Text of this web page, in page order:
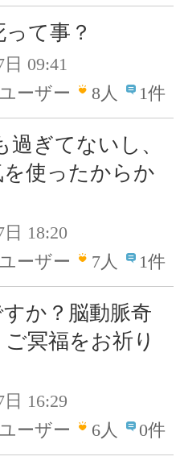
て事？
日 09:41
ーザー
8人 1件
過ぎてないし、
使ったからか
日 18:20
ーザー
7人 1件
か？脳動脈奇
冥福をお祈り
日 16:29
ーザー
6人 0件